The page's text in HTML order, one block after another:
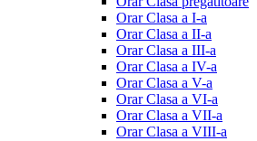
Orar Clasa a I-a
Orar Clasa a II-a
Orar Clasa a III-a
Orar Clasa a IV-a
Orar Clasa a V-a
Orar Clasa a VI-a
Orar Clasa a VII-a
Orar Clasa a VIII-a